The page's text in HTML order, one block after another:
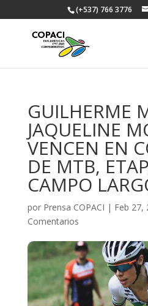
(+537) 766 3776
GUILHERME
JAQUELINE
VENCEN EN
DE MTB,
CAMPO
por Prensa COPACI | Feb 27,
Comentarios